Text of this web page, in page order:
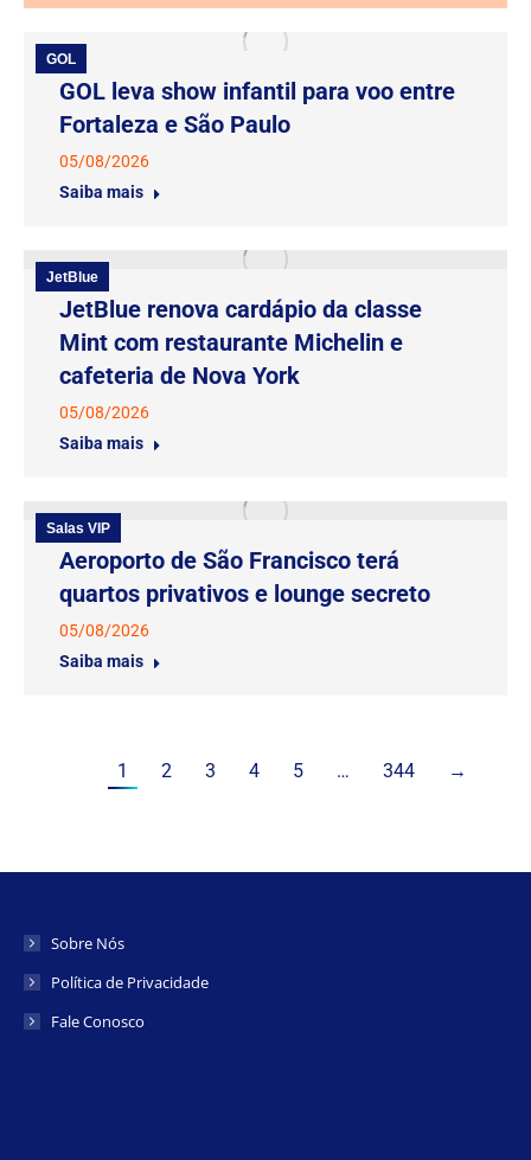
GOL
GOL leva show infantil para voo entre
Fortaleza e São Paulo
05/08/2026
Saiba mais
JetBlue
JetBlue renova cardápio da classe
Mint com restaurante Michelin e
cafeteria de Nova York
05/08/2026
Saiba mais
Salas VIP
Aeroporto de São Francisco terá
quartos privativos e lounge secreto
05/08/2026
Saiba mais
1 2 3 4 5 … 344 →
Sobre Nós
Política de Privacidade
Fale Conosco